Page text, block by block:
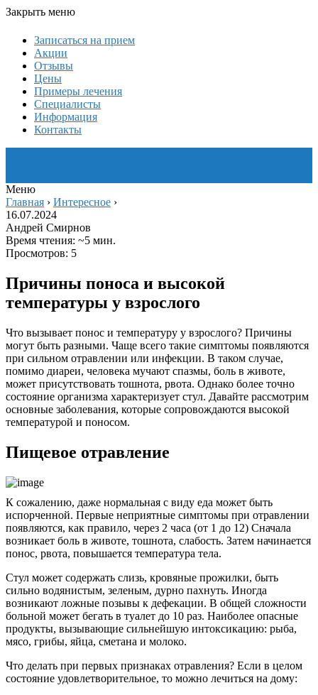
Закрыть меню
Записаться на прием
Акции
Отзывы
Цены
Примеры лечения
Специалисты
Информация
Контакты
Меню
Главная › Интересное ›
16.07.2024
Андрей Смирнов
Время чтения: ~5 мин.
Просмотров: 5
Причины поноса и высокой
температуры у взрослого
Что вызывает понос и температуру у взрослого? Причины
могут быть разными. Чаще всего такие симптомы появляются
при сильном отравлении или инфекции. В таком случае,
помимо диареи, человека мучают спазмы, боль в животе,
может присутствовать тошнота, рвота. Однако более точно
состояние организма характеризует стул. Давайте рассмотрим
основные заболевания, которые сопровождаются высокой
температурой и поносом.
Пищевое отравление
К сожалению, даже нормальная с виду еда может быть
испорченной. Первые неприятные симптомы при отравлении
появляются, как правило, через 2 часа (от 1 до 12) Сначала
возникает боль в животе, тошнота, слабость. Затем начинается
понос, рвота, повышается температура тела.
Стул может содержать слизь, кровяные прожилки, быть
сильно водянистым, зеленым, дурно пахнуть. Иногда
возникают ложные позывы к дефекации. В общей сложности
больной может бегать в туалет до 10 раз. Наиболее опасные
продукты, вызывающие сильнейшую интоксикацию: рыба,
мясо, грибы, яйца, сметана и молоко.
Что делать при первых признаках отравления? Если в целом
состояние удовлетворительное, то можно лечиться на дому: